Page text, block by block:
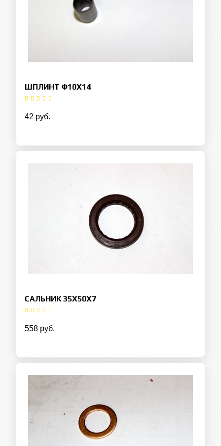
ШПЛИНТ Ф10Х14
42 руб.
САЛЬНИК 35Х50Х7
558 руб.